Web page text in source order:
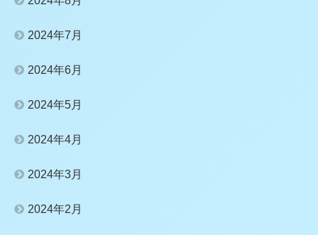
2024年7月
2024年6月
2024年5月
2024年4月
2024年3月
2024年2月